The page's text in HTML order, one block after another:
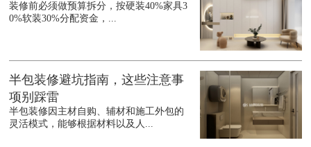
装修前必须做预算拆分，按硬装40%家具3
0%软装30%分配资金，...
半包装修避坑指南，这些注意事
项别踩雷
半包装修因主材自购、辅材和施工外包的
灵活模式，能够根据材料以及人...